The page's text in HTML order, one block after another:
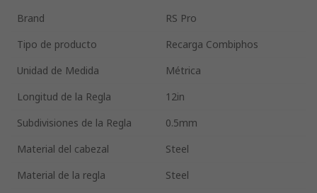
Brand
RS Pro
Tipo de producto
Recarga Combiphos
Unidad de Medida
Métrica
Longitud de la Regla
12in
Subdivisiones de la Regla
0.5mm
Material del cabezal
Steel
Material de la regla
Steel